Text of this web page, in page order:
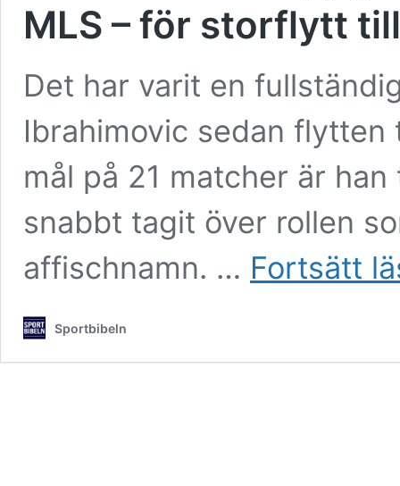
MLS – för storflytt
Det har varit en
Ibrahimovic sedan flytten
mål på 21 matcher är
snabbt tagit över rollen
affischnamn. … Fortsätt
Sportbibeln